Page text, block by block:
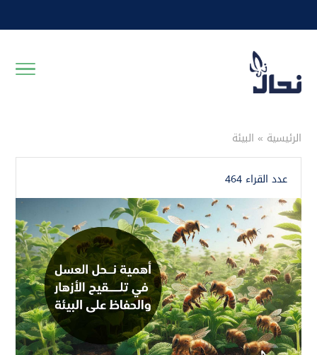
الرئيسية » البيئة
عدد القراء 464